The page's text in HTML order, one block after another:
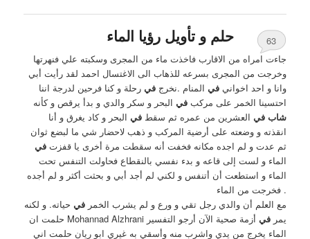
حلم و تأويل رؤيا الماء
63
جاءت امراه من الاقارب فاخذت ماء من المجرى وسكبته علي فنهرتها
وخرجت من المجرى بسرعه للذهاب الى الاغتسال احمد لقد رأيت أبي
وانا و احد اخوانيفي المنام .نخرجفي رحلة و كنا فرحين لدرجة اننا
احتسينا الخمر على مركبفي البحر و سكر والدي و بدأ يرقص و كأنه
شاب في العشرين من عمره ثم سقطفي البحر و كاد يغرق و أنا
انقذته و وضعته على أرضية المركب و ذهب لاحضار شي ما لبضع ثوان
ثم عدت و لم اجده مكانه فخفت أنه سقطت مرة أخرى يا قفزتفي
الماء و لست إلى قاعه و بدء نفسي بالنقطاع فحاولت التنفس تحت
الماء و استطعت أن أتنفس و لكني لم أجد أبي و بحثت أكثر و لم أجده
. فخرجت من الماء
مع العلم أن والدي رجل تقي و ورع و لم يشرب الخمرفي حياته. و لكنه
يمرفي
أزمة صحية الآن أرجو التفسير Mohannad Alzhrani حلمت ان
الماء يخرج من يدي واشرب منه وأسقي به غيري ابو ريان حلمت اني